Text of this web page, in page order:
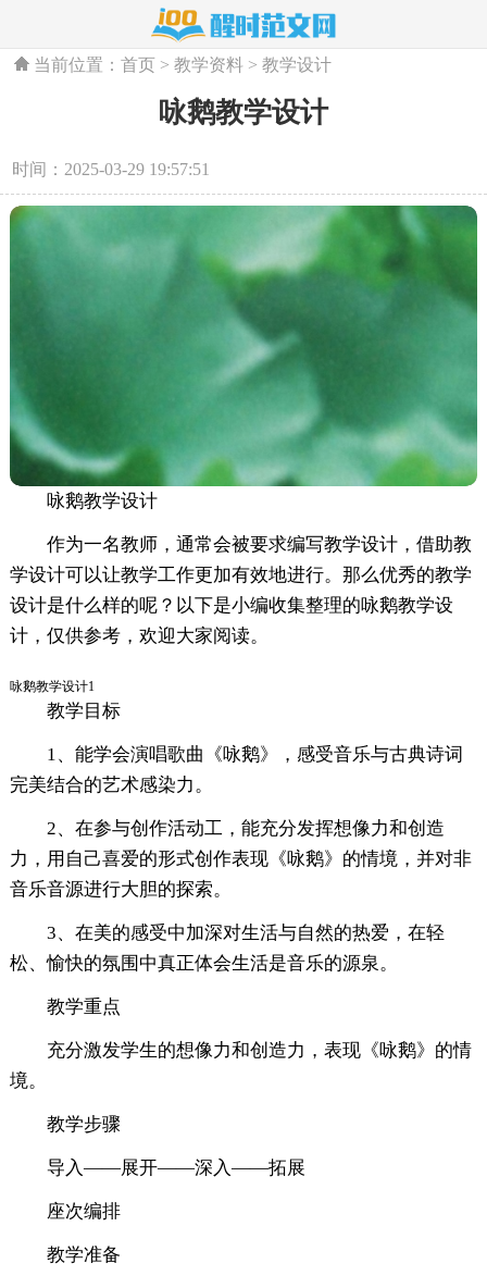
当前位置：首页 >教学资料 >教学设计
咏鹅教学设计
时间：2025-03-29 19:57:51
咏鹅教学设计
作为一名教师，通常会被要求编写教学设计，借助教
学设计可以让教学工作更加有效地进行。那么优秀的教学
设计是什么样的呢？以下是小编收集整理的咏鹅教学设
计，仅供参考，欢迎大家阅读。
咏鹅教学设计1
教学目标
1、能学会演唱歌曲《咏鹅》，感受音乐与古典诗词
完美结合的艺术感染力。
2、在参与创作活动工，能充分发挥想像力和创造
力，用自己喜爱的形式创作表现《咏鹅》的情境，并对非
音乐音源进行大胆的探索。
3、在美的感受中加深对生活与自然的热爱，在轻
松、愉快的氛围中真正体会生活是音乐的源泉。
教学重点
充分激发学生的想像力和创造力，表现《咏鹅》的情
境。
教学步骤
导入——展开——深入——拓展
座次编排
教学准备